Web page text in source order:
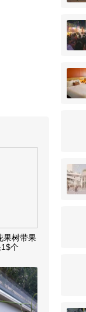
果树带果
个